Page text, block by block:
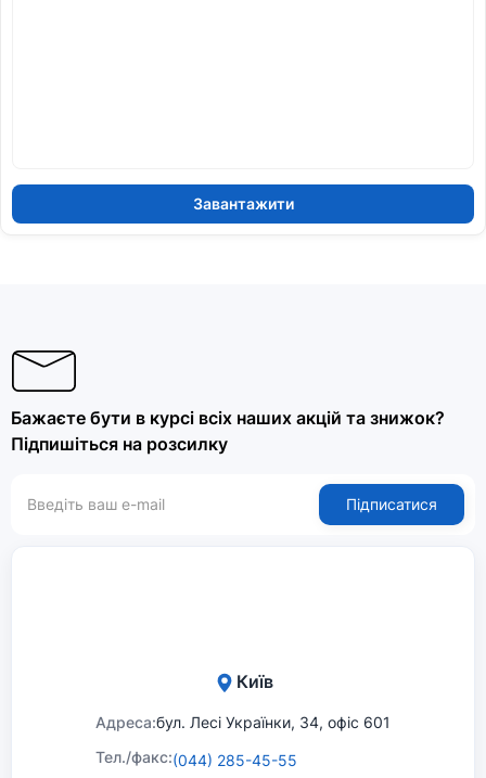
Завантажити
Бажаєте бути в курсі всіх наших акцій та знижок?
Підпишіться на розсилку
Підписатися
Київ
Адреса:бул. Лесі Українки, 34, офіс 601
Тел./факс:(044) 285-45-55